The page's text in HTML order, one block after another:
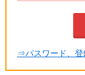
⇒パスワード、登